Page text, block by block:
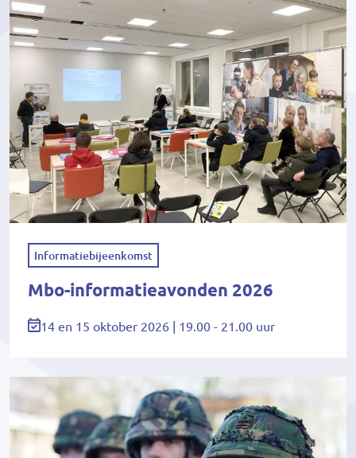
Informatiebijeenkomst
Mbo-informatieavonden 2026
14 en 15 oktober 2026 | 19.00 - 21.00 uur